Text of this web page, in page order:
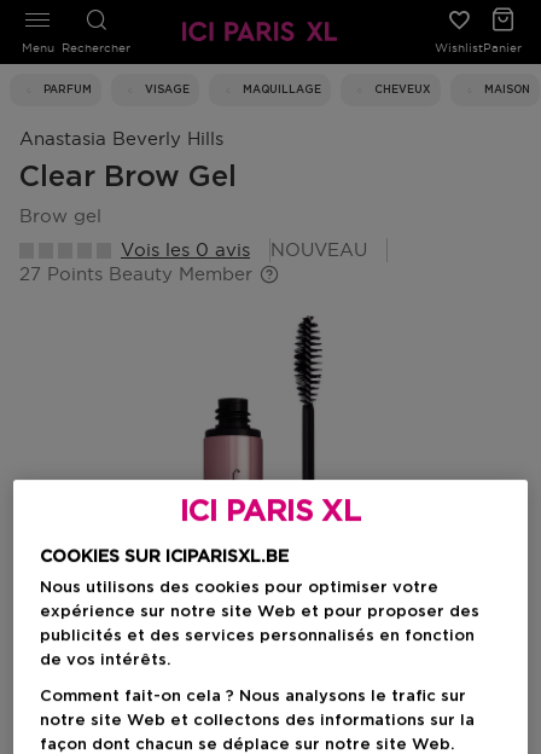
Rechercher WishlistPanier
PARFUM VISAGE MAQUILLAGE CHEVEUX MAISON
Menu
Anastasia Beverly Hills
Clear Brow Gel
brow gel
Vois les 0 avis
NOUVEAU
27 Points Beauty Member
ICI PARIS XL
COOKIES SUR ICIPARISXL.BE
Nous utilisons des cookies pour optimiser votre
expérience sur notre site Web et pour proposer des
publicités et des services personnalisés en fonction
de vos intérêts.
Comment fait-on cela ? Nous analysons le trafic sur
notre site Web et collectons des informations sur la
façon dont chacun se déplace sur notre site Web.